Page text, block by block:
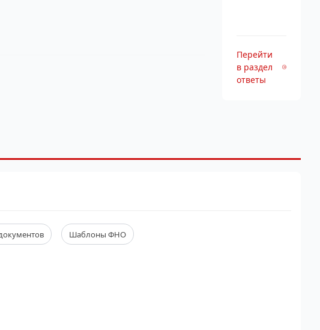
Перейти
в раздел
ответы
Шаблоны ФНО